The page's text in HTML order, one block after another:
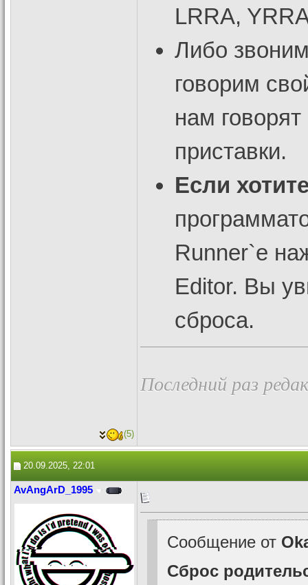
LRRA,
Либо
говорим
нам
приставки.
Если
Runner`e
Editor. Вы
сброса.
Последний раз
(5)
20.09.2025, 22:01
AvAngArD_1995
Сообщение от
Сброс